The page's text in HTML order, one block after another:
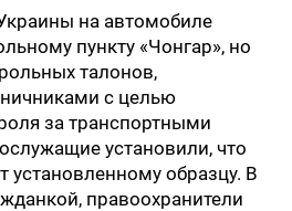
на автомобиле
пункту «Чонгар», но
талонов,
с целью
за транспортными
установили, что
установленному образцу. В
правоохранители